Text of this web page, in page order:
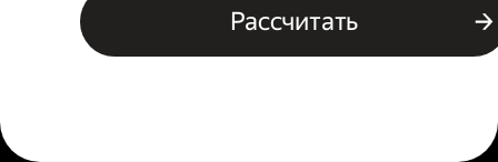
Рассчитать